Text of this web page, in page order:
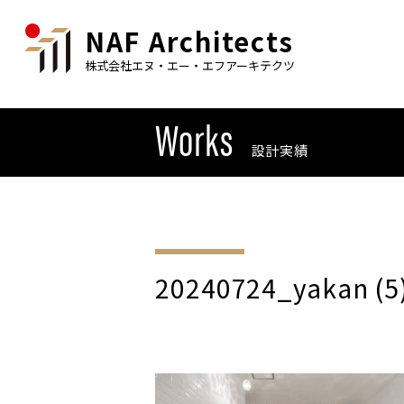
NAF Architects
株式会社エヌ・エー・エフアーキテクツ
Works 設計実績
20240724_yakan